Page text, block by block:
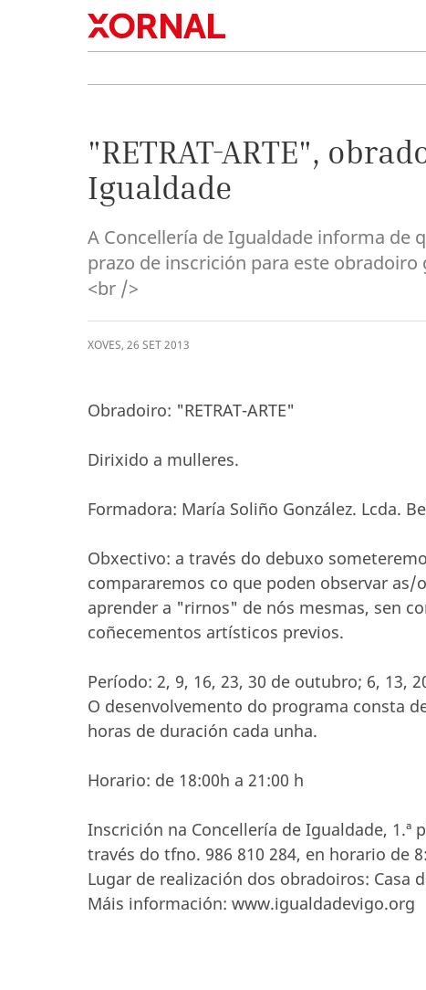
"RETRAT-ARTE",
Igualdade
A Concellería de Igualdade informa de
prazo de inscrición para este
<br />
XOVES, 26 SET2013
Obradoiro: "RETRAT-ARTE"
Dirixido a mulleres.
Formadora: María Soliño González. Lcda.
Obxectivo: a través do debuxo
compararemos co que poden observar
aprender a "rirnos" de nós mesmas, sen
coñecementos artísticos previos.
Período: 2, 9, 16, 23, 30 de outubro; 6, 13,
O desenvolvemento do programa consta
horas de duración cada unha.
Horario: de 18:00h a 21:00 h
Inscrición na Concellería de Igualdade, 1.ª
través do tfno. 986 810 284, en horario de
Lugar de realización dos obradoiros: Casa
Máis información: www.igualdadevigo.org